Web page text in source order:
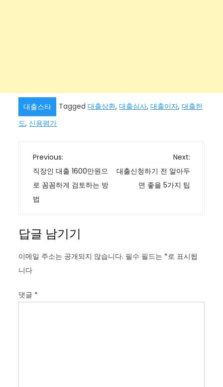
대출스타 Tagged대출상환,대출심사,대출이자,대출한
도, 신용평가
글
탐
색
Previous:
직장인 대출 1600만원으
로 꼼꼼하게 검토하는 방
법
Next:
대출신청하기 전 알아두
면 좋을 5가지 팁
답글 남기기
이메일 주소는 공개되지 않습니다. 필수 필드는 *로 표시됩
니다
댓글 *